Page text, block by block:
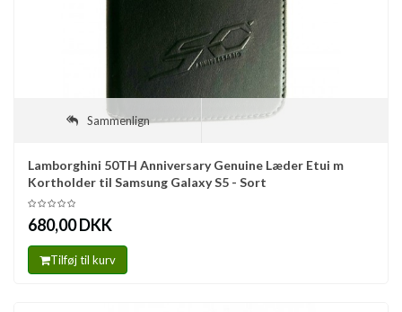
Sammenlign
Lamborghini 50TH Anniversary Genuine Læder Etui m
Kortholder til Samsung Galaxy S5 - Sort
680,00 DKK
Tilføj til kurv